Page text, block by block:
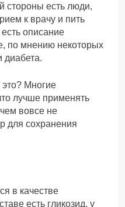
стороны есть люди,
к врачу и пить
есть описание
по мнению некоторых
диабета.
Многие
лучше применять
вовсе не
для сохранения
в качестве
есть гликозид, у